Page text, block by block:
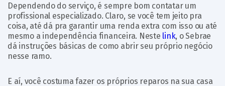
Dependendo do serviço, é sempre bom contatar um
profissional especializado. Claro, se você tem jeito pra
coisa, até dá pra garantir uma renda extra com isso ou até
mesmo a independência financeira. Neste link, o Sebrae
dá instruções básicas de como abrir seu próprio negócio
nesse ramo.
E aí, você costuma fazer os próprios reparos na sua casa